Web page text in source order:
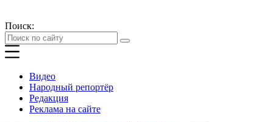
Поиск:
Видео
Народный репортёр
Редакция
Реклама на сайте